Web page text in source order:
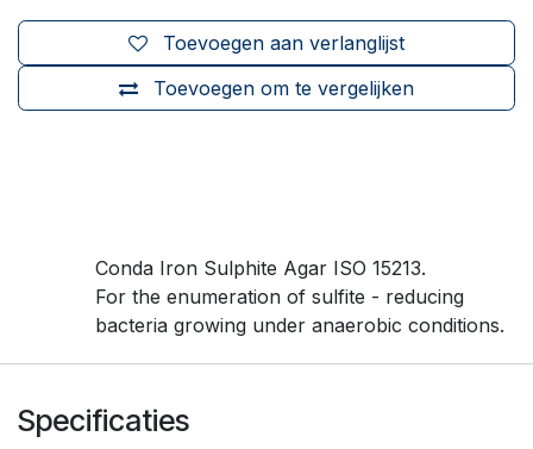
Toevoegen om te vergelijken
Toevoegen aan verlanglijst
Conda Iron Sulphite Agar ISO 15213.
For the enumeration of sulfite - reducing
bacteria growing under anaerobic conditions.
Specificaties